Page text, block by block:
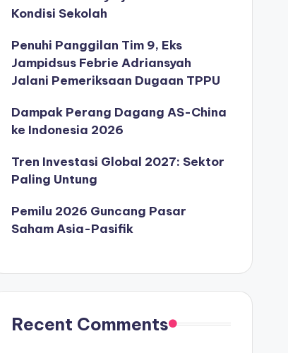
Kondisi Sekolah
Penuhi Panggilan Tim 9, Eks
Jampidsus Febrie Adriansyah
Jalani Pemeriksaan Dugaan TPPU
Dampak Perang Dagang AS-China
ke Indonesia 2026
Tren Investasi Global 2027: Sektor
Paling Untung
Pemilu 2026 Guncang Pasar
Saham Asia-Pasifik
Recent Comments